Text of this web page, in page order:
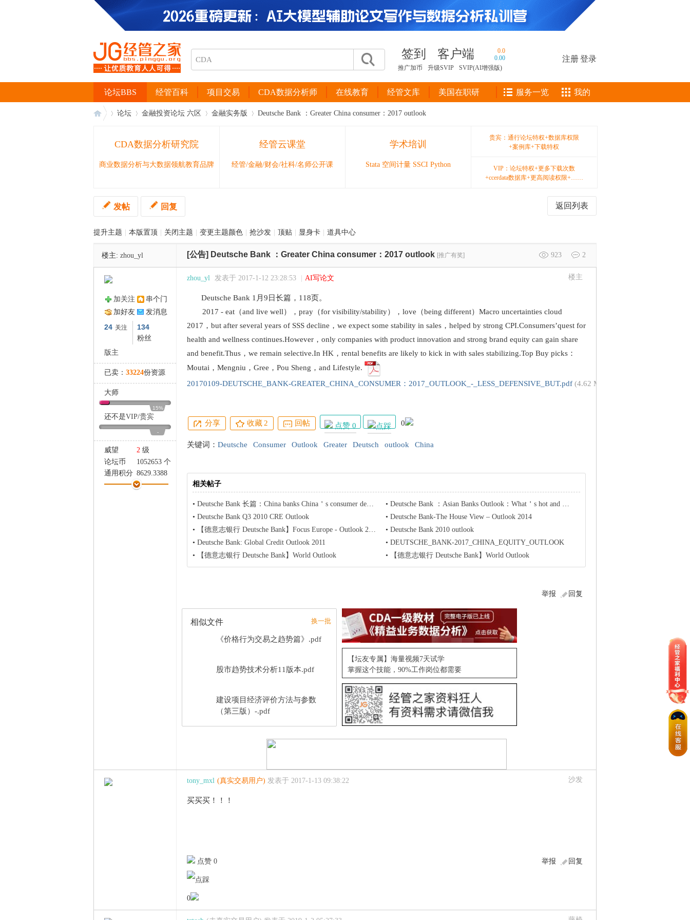
签到 客户端
0.0
0.00
推广加币
升级SVIP SVIP(AI增强版)
注册登录
经管百科 项目交易 CDA数据分析师 在线教育 经管文库 美国在职研
论坛BBS 服务一览 我的
之
论坛 金融投资论坛 六区 金融实务版 Deutsche Bank ：Greater China consumer：2017 outlook
CDA数据分析研究院
商业数据分析与大数据领航教育品牌
经管云课堂
经管/金融/财会/社科/名师公开课
学术培训
Stata 空间计量 SSCI Python
贵宾：通行论坛特权+数据库权限
+案例库+下载特权
VIP：论坛特权+更多下载次数
+ccerdata数据库+更高阅读权限+……
返回列表
发帖 回复
提升主题 本版置顶 关闭主题 变更主题颜色 抢沙发 顶贴 显身卡 道具中心
楼主: zhou_yl 923 2
[公告] Deutsche Bank ：Greater China consumer：2017 outlook [推广有奖]
加关注
串个门
加好友
发消息
24 关注 134
粉丝
版主
已卖： 33224份资源
大师
15%
还不是VIP/贵宾
-
威望 2 级
论坛币
1052653 个
通用积分 8629.3388
学术水平
3388 点
楼主
zhou_yl 发表于 2017-1-12 23:28:53 AI写论文
Deutsche Bank 1月9日长篇，118页。
2017 - eat（and live well），pray（for visibility/stability），love（being different）Macro uncertainties cloud
2017，but after several years of SSS decline，we expect some stability in sales，helped by strong CPI.Consumers’quest for
health and wellness continues.However，only companies with product innovation and strong brand equity can gain share
and benefit.Thus，we remain selective.In HK，rental benefits are likely to kick in with sales stabilizing.Top Buy picks：
Moutai，Mengniu，Gree，Pou Sheng，and Lifestyle.
20170109-DEUTSCHE_BANK-GREATER_CHINA_CONSUMER：2017_OUTLOOK_-_LESS_DEFENSIVE_BUT.pdf (4.62 MB, 需要: 6 个论坛币)
分享 收藏 2 回帖 点赞 0 0
关键词： Deutsche Consumer Outlook Greater Deutsch outlook China
相关帖子
• Deutsche Bank 长篇：China banks China＇s consumer debt boom • Deutsche Bank ：Asian Banks Outlook：What＇s hot and what＇s not in 2017
• Deutsche Bank Q3 2010 CRE Outlook • Deutsche Bank-The House View – Outlook 2014
•
【德意志银行 Deutsche Bank】Focus Europe - Outlook 2012 • Deutsche Bank 2010 outlook
• Deutsche Bank: Global Credit Outlook 2011 • DEUTSCHE_BANK-2017_CHINA_EQUITY_OUTLOOK
•
【德意志银行 Deutsche Bank】World Outlook • 【德意志银行 Deutsche Bank】World Outlook
回复
举报
相似文件 换一批
《价格行为交易之趋势篇》.pdf
股市趋势技术分析11版本.pdf
建设项目经济评价方法与参数
（第三版）-.pdf
【坛友专属】海量视频7天试学
掌握这个技能，90%工作岗位都需要
沙发
tony_mxl (真实交易用户) 发表于 2017-1-13 09:38:22
买买买！！！
回复
举报
点赞 0
0